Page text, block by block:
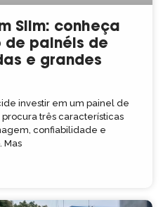
Slim: conheça
painéis de
e grandes
investir em um painel de
três características
confiabilidade e
Mas